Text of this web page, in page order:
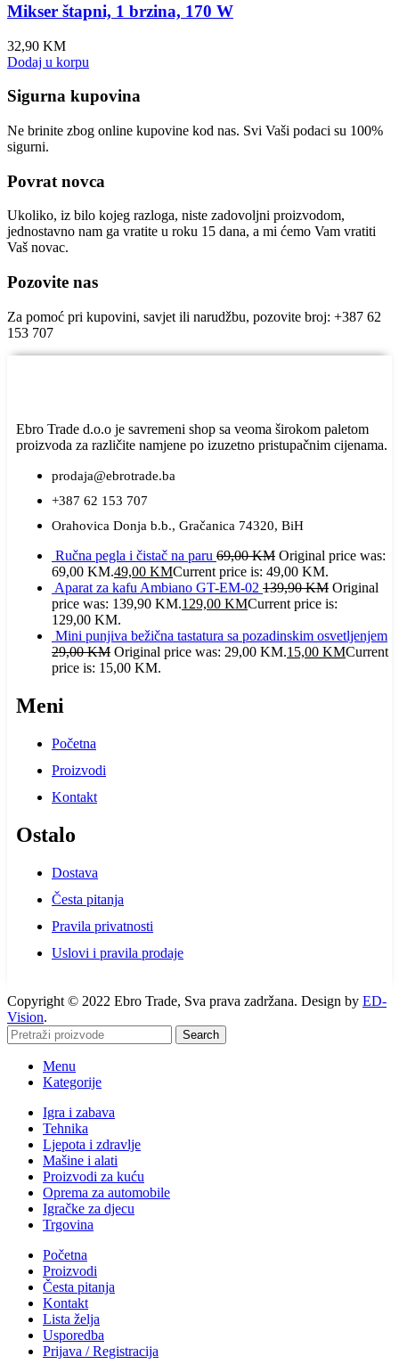
Mikser štapni, 1 brzina, 170 W
32,90 KM
Dodaj u korpu
Sigurna kupovina
Ne brinite zbog online kupovine kod nas. Svi Vaši podaci su 100%
sigurni.
Povrat novca
Ukoliko, iz bilo kojeg razloga, niste zadovoljni proizvodom,
jednostavno nam ga vratite u roku 15 dana, a mi ćemo Vam vratiti
Vaš novac.
Pozovite nas
Za pomoć pri kupovini, savjet ili narudžbu, pozovite broj: +387 62
153 707
Ebro Trade d.o.o je savremeni shop sa veoma širokom paletom
proizvoda za različite namjene po izuzetno pristupačnim cijenama.
prodaja@ebrotrade.ba
+387 62 153 707
Orahovica Donja b.b., Gračanica 74320, BiH
Ručna pegla i čistač na paru 69,00KM Original price was:
69,00 KM.49,00 KMCurrent price is: 49,00 KM.
Aparat za kafu Ambiano GT-EM-02 139,90KM Original
price was: 139,90 KM.129,00 KMCurrent price is:
129,00 KM.
Mini punjiva bežična tastatura sa pozadinskim osvetljenjem
29,00KM Original price was: 29,00 KM.15,00 KMCurrent
price is: 15,00 KM.
Meni
Početna
Proizvodi
Kontakt
Ostalo
Dostava
Česta pitanja
Pravila privatnosti
Uslovi i pravila prodaje
Copyright © 2022 Ebro Trade, Sva prava zadržana. Design by ED-
Vision.
Search
Menu
Kategorije
Igra i zabava
Tehnika
Ljepota i zdravlje
Mašine i alati
Proizvodi za kuću
Oprema za automobile
Igračke za djecu
Trgovina
Početna
Proizvodi
Česta pitanja
Kontakt
Lista želja
Usporedba
Prijava / Registracija